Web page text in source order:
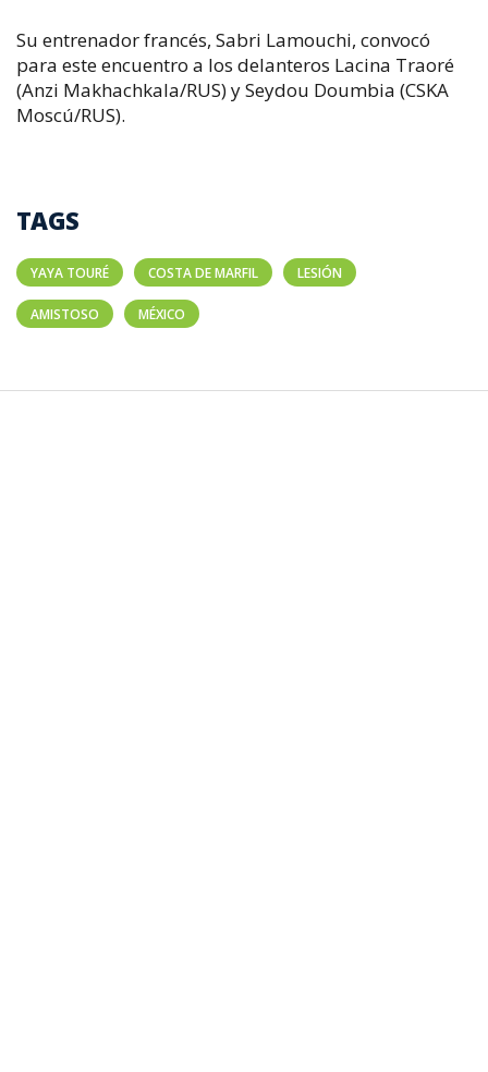
Su entrenador francés, Sabri Lamouchi, convocó
para este encuentro a los delanteros Lacina Traoré
(Anzi Makhachkala/RUS) y Seydou Doumbia (CSKA
Moscú/RUS).
TAGS
YAYA TOURÉ COSTA DE MARFIL LESIÓN
AMISTOSO MÉXICO